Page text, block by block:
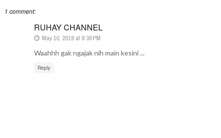
1 comment:
RUHAY CHANNEL
May 10, 2019 at 9:39 PM
Waahhh gak ngajak nih main kesini ...
Reply